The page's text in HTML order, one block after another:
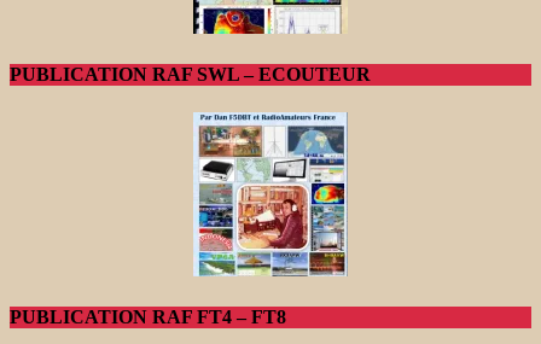
PUBLICATION RAF SWL – ECOUTEUR
PUBLICATION RAF FT4 – FT8